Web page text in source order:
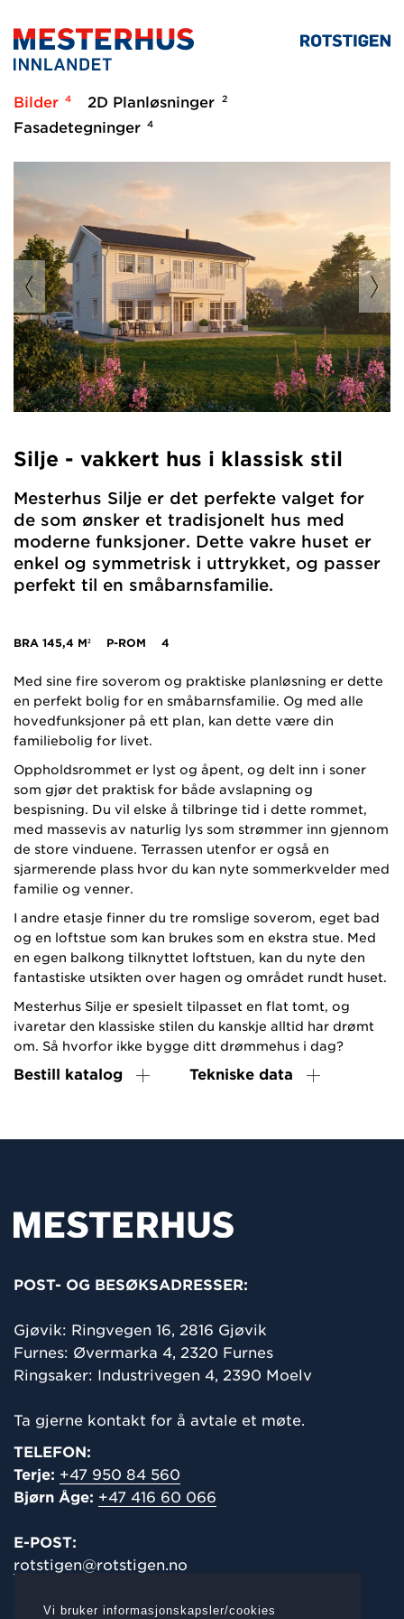
Vi bruker informasjonskapsler/cookies
Bilder 4 2D Planløsninger 2
Fasadetegninger 4
Silje - vakkert hus i klassisk stil
Mesterhus Silje er det perfekte valget for
de som ønsker et tradisjonelt hus med
moderne funksjoner. Dette vakre huset er
enkel og symmetrisk i uttrykket, og passer
perfekt til en småbarnsfamilie.
BRA 145,4 M² P-ROM 4
Med sine fire soverom og praktiske planløsning er dette
en perfekt bolig for en småbarnsfamilie. Og med alle
hovedfunksjoner på ett plan, kan dette være din
familiebolig for livet.
Oppholdsrommet er lyst og åpent, og delt inn i soner
som gjør det praktisk for både avslapning og
bespisning. Du vil elske å tilbringe tid i dette rommet,
med massevis av naturlig lys som strømmer inn gjennom
de store vinduene. Terrassen utenfor er også en
sjarmerende plass hvor du kan nyte sommerkvelder med
familie og venner.
I andre etasje finner du tre romslige soverom, eget bad
og en loftstue som kan brukes som en ekstra stue. Med
en egen balkong tilknyttet loftstuen, kan du nyte den
fantastiske utsikten over hagen og området rundt huset.
Mesterhus Silje er spesielt tilpasset en flat tomt, og
ivaretar den klassiske stilen du kanskje alltid har drømt
om. Så hvorfor ikke bygge ditt drømmehus i dag?
Bestill katalog Tekniske data
POST- OG BESØKSADRESSER:
Gjøvik: Ringvegen 16, 2816 Gjøvik
Furnes: Øvermarka 4, 2320 Furnes
Ringsaker: Industrivegen 4, 2390 Moelv
Ta gjerne kontakt for å avtale et møte.
TELEFON:
Terje: +47 950 84 560
Bjørn Åge: +47 416 60 066
E-POST:
rotstigen@rotstigen.no
salg@rotstigen.no